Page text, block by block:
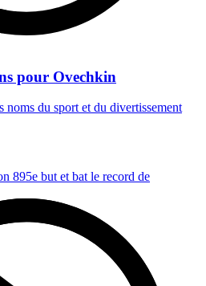
pour Ovechkin
noms du sport et du divertissement